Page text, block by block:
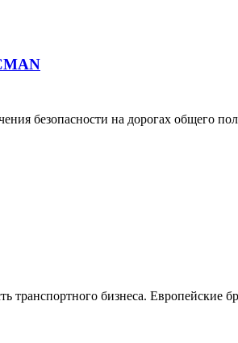
безопасности на дорогах общего
транспортного бизнеса. Европейские